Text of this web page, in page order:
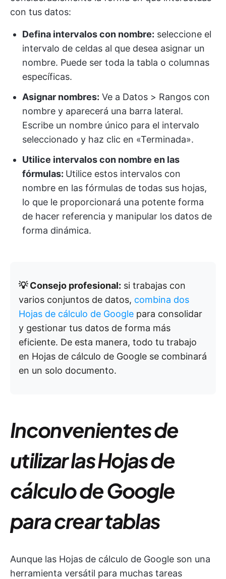
con tus datos:
Defina intervalos con nombre: seleccione el
intervalo de celdas al que desea asignar un
nombre. Puede ser toda la tabla o columnas
específicas.
Asignar nombres: Ve a Datos > Rangos con
nombre y aparecerá una barra lateral.
Escribe un nombre único para el intervalo
seleccionado y haz clic en «Terminada».
Utilice intervalos con nombre en las
fórmulas: Utilice estos intervalos con
nombre en las fórmulas de todas sus hojas,
lo que le proporcionará una potente forma
de hacer referencia y manipular los datos de
forma dinámica.
💡 Consejo profesional: si trabajas con
varios conjuntos de datos, combina dos
Hojas de cálculo de Google para consolidar
y gestionar tus datos de forma más
eficiente. De esta manera, todo tu trabajo
en Hojas de cálculo de Google se combinará
en un solo documento.
Inconvenientes de
utilizar las Hojas de
cálculo de Google
para crear tablas
Aunque las Hojas de cálculo de Google son una
herramienta versátil para muchas tareas